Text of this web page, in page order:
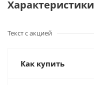
Характеристики
Текст с акцией
Как купить